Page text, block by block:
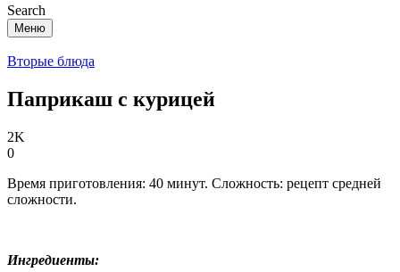
Search
Меню
Вторые блюда
Паприкаш с курицей
2K
0
Время приготовления: 40 минут. Сложность: рецепт средней
сложности.
Ингредиенты: